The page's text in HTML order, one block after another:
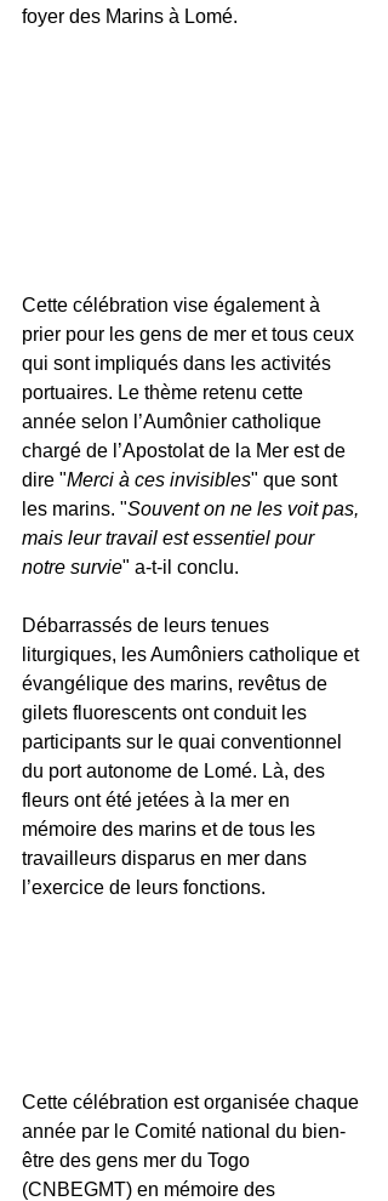
foyer des Marins à Lomé.
Cette célébration vise également à
prier pour les gens de mer et tous ceux
qui sont impliqués dans les activités
portuaires. Le thème retenu cette
année selon l’Aumônier catholique
chargé de l’Apostolat de la Mer est de
dire "Merci à ces invisibles" que sont
les marins. "Souvent on ne les voit pas,
mais leur travail est essentiel pour
notre survie" a-t-il conclu.
Débarrassés de leurs tenues
liturgiques, les Aumôniers catholique et
évangélique des marins, revêtus de
gilets fluorescents ont conduit les
participants sur le quai conventionnel
du port autonome de Lomé. Là, des
fleurs ont été jetées à la mer en
mémoire des marins et de tous les
travailleurs disparus en mer dans
l’exercice de leurs fonctions.
Cette célébration est organisée chaque
année par le Comité national du bien-
être des gens mer du Togo
(CNBEGMT) en mémoire des